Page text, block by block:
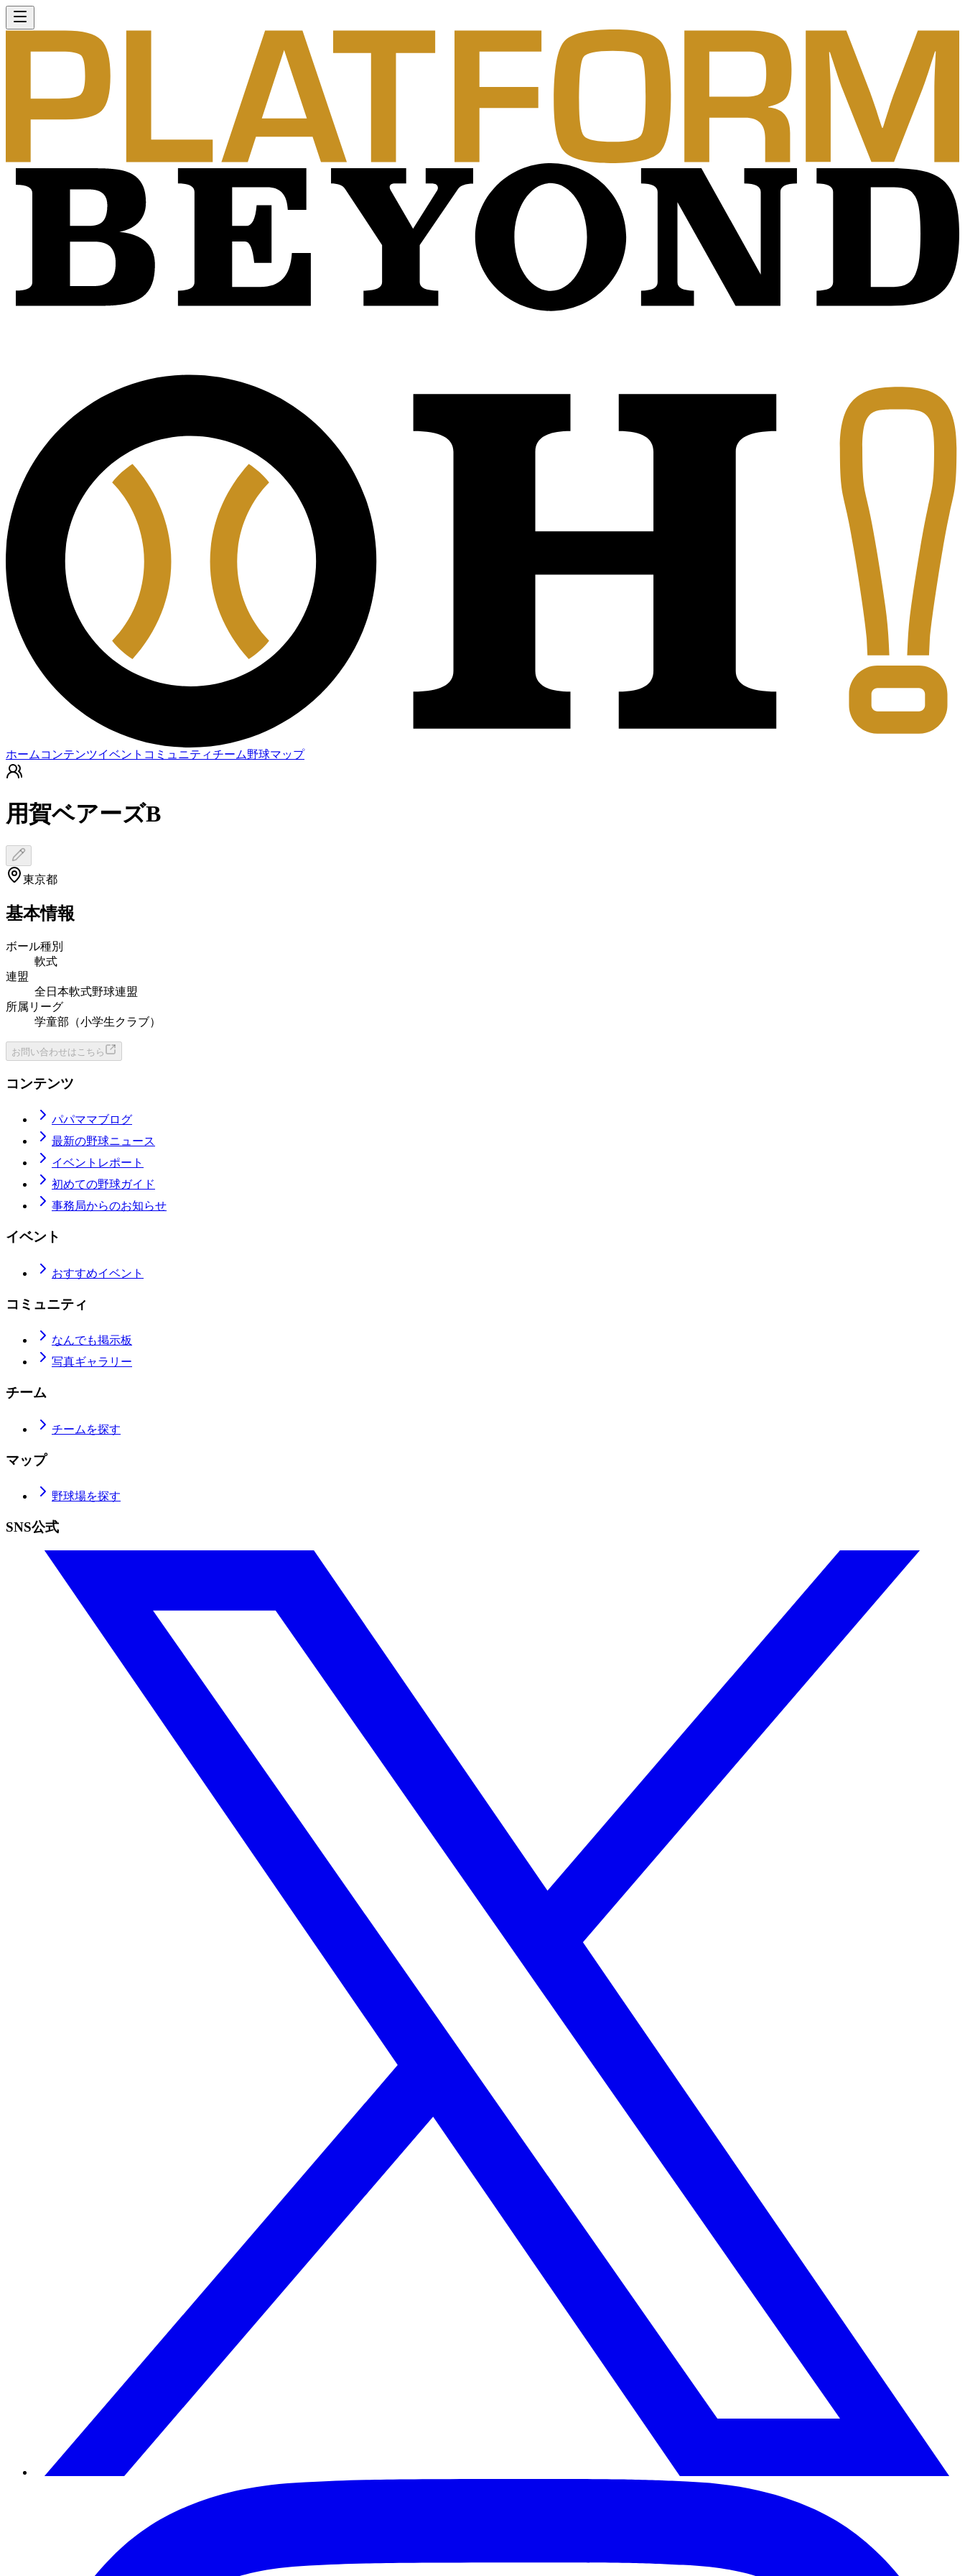
ホーム コンテンツイベント コミュニティチーム野球マップ
用賀ベアーズB
東京都
基本情報
ボール種別
軟式
連盟
全日本軟式野球連盟
所属リーグ
学童部（小学生クラブ）
お問い合わせはこちら
コンテンツ
パパママブログ
最新の野球ニュース
イベントレポート
初めての野球ガイド
事務局からのお知らせ
イベント
おすすめイベント
コミュニティ
なんでも掲示板
写真ギャラリー
チーム
チームを探す
マップ
野球場を探す
SNS公式